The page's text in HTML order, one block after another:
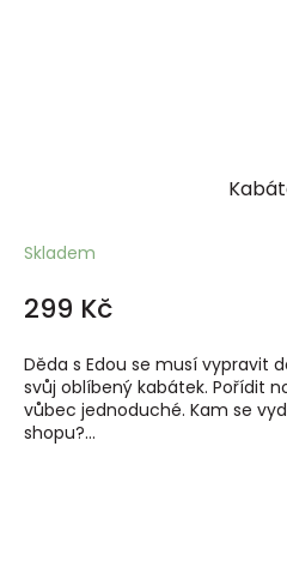
Skladem
299 Kč
Děda s Edou se musí vypravit
svůj oblíbený kabátek. Pořídit
vůbec jednoduché. Kam se
shopu?...